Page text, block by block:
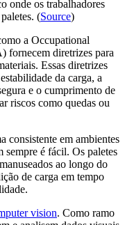
onde os trabalhadores
(Source)
a Occupational
fornecem diretrizes para
Essas diretrizes
da carga, a
e o cumprimento de
riscos como quedas ou
consistente em ambientes
sempre é fácil. Os paletes
ao longo do
de carga em tempo
vision. Como ramo